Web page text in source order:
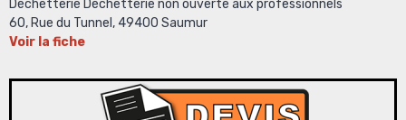
Déchetterie Déchetterie non ouverte aux professionnels
60, Rue du Tunnel, 49400 Saumur
Voir la fiche